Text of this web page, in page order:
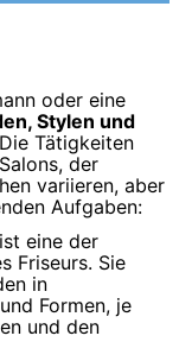
oder eine
Stylen und
Tätigkeiten
der
variieren, aber
Aufgaben:
eine der
Friseurs. Sie
in
Formen, je
und den